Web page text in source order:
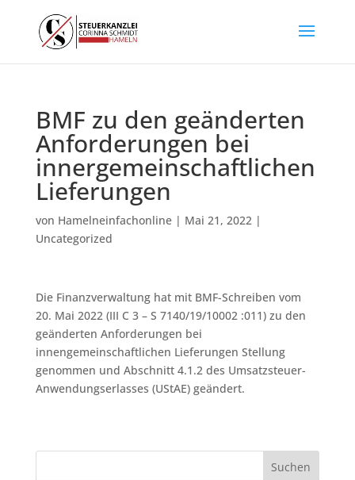
BMF zu den geänderten
Anforderungen bei
innergemeinschaftlichen
Lieferungen
von Hamelneinfachonline| Mai 21, 2022|
Uncategorized
Die Finanzverwaltung hat mit BMF-Schreiben vom
20. Mai 2022 (III C 3 – S 7140/19/10002 :011) zu den
geänderten Anforderungen bei
innengemeinschaftlichen Lieferungen Stellung
genommen und Abschnitt 4.1.2 des Umsatzsteuer-
Anwendungserlasses (UStAE) geändert.